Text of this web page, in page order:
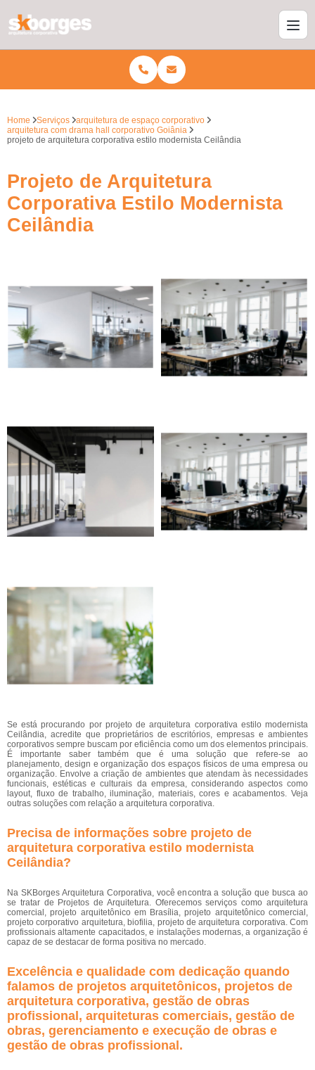
Home Serviços
arquitetura de espaço corporativo
arquitetura com drama hall corporativo Goiânia
projeto de arquitetura corporativa estilo modernista Ceilândia
Projeto de Arquitetura
Corporativa Estilo Modernista
Ceilândia
Se está procurando por projeto de arquitetura corporativa estilo modernista
Ceilândia, acredite que proprietários de escritórios, empresas e ambientes
corporativos sempre buscam por eficiência como um dos elementos principais.
É importante saber também que é uma solução que refere-se ao
planejamento, design e organização dos espaços físicos de uma empresa ou
organização. Envolve a criação de ambientes que atendam às necessidades
funcionais, estéticas e culturais da empresa, considerando aspectos como
layout, fluxo de trabalho, iluminação, materiais, cores e acabamentos. Veja
outras soluções com relação a arquitetura corporativa.
Precisa de informações sobre projeto de
arquitetura corporativa estilo modernista
Ceilândia?
Na SKBorges Arquitetura Corporativa, você encontra a solução que busca ao
se tratar de Projetos de Arquitetura. Oferecemos serviços como arquitetura
comercial, projeto arquitetônico em Brasília, projeto arquitetônico comercial,
projeto corporativo arquitetura, biofilia, projeto de arquitetura corporativa. Com
profissionais altamente capacitados, e instalações modernas, a organização é
capaz de se destacar de forma positiva no mercado.
Excelência e qualidade com dedicação quando
falamos de projetos arquitetônicos, projetos de
arquitetura corporativa, gestão de obras
profissional, arquiteturas comerciais, gestão de
obras, gerenciamento e execução de obras e
gestão de obras profissional.